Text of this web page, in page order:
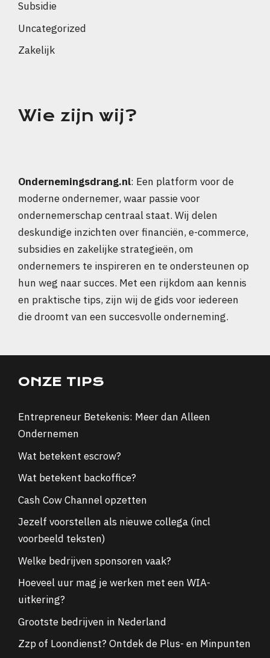
Subsidie
Uncategorized
Zakelijk
Wie zijn wij?
Ondernemingsdrang.nl: Een platform voor de
moderne ondernemer, waar passie voor
ondernemerschap centraal staat. Wij delen
deskundige inzichten over financiën, e-commerce,
subsidies en zakelijke strategieën, om
ondernemers te inspireren en te ondersteunen op
hun weg naar succes. Met een rijkdom aan kennis
en praktische tips, zijn wij de gids voor iedereen
die droomt van een succesvolle onderneming.
ONZE TIPS
Entrepreneur Betekenis: Meer dan Alleen
Ondernemen
Wat betekent escrow?
Wat betekent backoffice?
Cash Cow Channel opzetten
Jezelf voorstellen als nieuwe collega (incl
voorbeeld teksten)
Welke bedrijven sponsoren vaak?
Hoeveel uur mag je werken met een WIA-
uitkering?
Grootste bedrijven in Nederland
Zzp of Loondienst? Ontdek de Plus- en Minpunten